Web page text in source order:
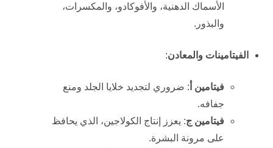
الأسماك الدهنية، والأفوكادو، والمكسرات،
والبذور.
الفيتامينات والمعادن:
فيتامين أ : ضروري لتجديد خلايا الجلد ومنع
جفافه.
فيتامين ج: يعزز إنتاج الكولاجين، الذي يحافظ
على مرونة البشرة.